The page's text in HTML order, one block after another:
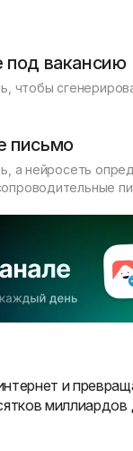
под вакансию
чтобы
письмо
а нейросеть
и
миллиардов